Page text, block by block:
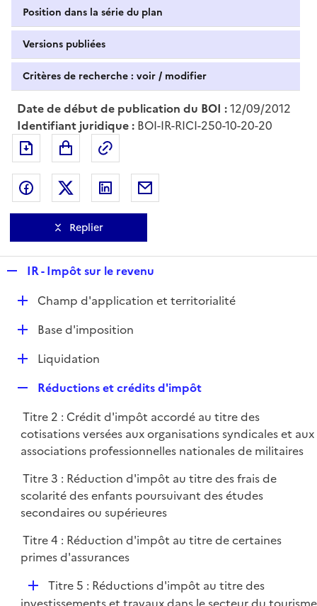
Position dans la série du plan
Versions publiées
Critères de recherche : voir / modifier
Date de début de publication du BOI :12/09/2012
Identifiant juridique : BOI-IR-RICI-250-10-20-20
Exporter le document au format pdf
Partager sur Facebook
Partager sur Twitter
Partager sur LinkedIn
Replier
p
l
i
e
IR - Impôt sur le revenu
DChamp d'application et territorialité
D
e
r
Base d'imposition
D
l
i
e
r
Liquidation
p
l
i
e
Réductions et crédits d'impôt
Titre 2 : Crédit d'impôt accordé au titre des
cotisations versées aux organisations syndicales et aux
associations professionnelles nationales de militaires
Titre 3 : Réduction d'impôt au titre des frais de
scolarité des enfants poursuivant des études
secondaires ou supérieures
Titre 4 : Réduction d'impôt au titre de certaines
primes d'assurances
D
é
Titre 5 : Réductions d'impôt au titre des